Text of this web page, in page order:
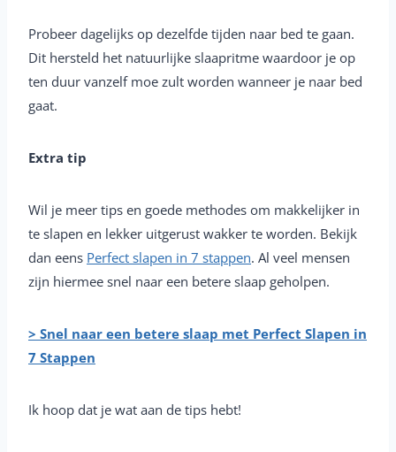
Probeer dagelijks op dezelfde tijden naar bed te gaan.
Dit hersteld het natuurlijke slaapritme waardoor je op
ten duur vanzelf moe zult worden wanneer je naar bed
gaat.
Extra tip
Wil je meer tips en goede methodes om makkelijker in
te slapen en lekker uitgerust wakker te worden. Bekijk
dan eens Perfect slapen in 7 stappen. Al veel mensen
zijn hiermee snel naar een betere slaap geholpen.
> Snel naar een betere slaap met Perfect Slapen in
7 Stappen
Ik hoop dat je wat aan de tips hebt!